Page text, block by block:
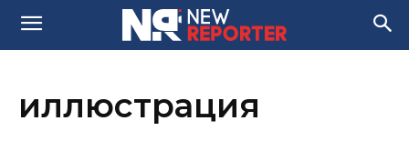
иллюстрация